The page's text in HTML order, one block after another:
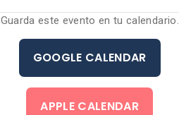
Guarda este evento en tu calendario.
GOOGLE CALENDAR
APPLE CALENDAR